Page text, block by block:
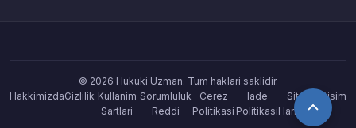
© 2026 Hukuki Uzman. Tum haklari saklidir.
HakkimizdaGizlilik Kullanim
Sartlari
Sorumluluk
Reddi
Cerez
Politikasi
Iade
Politikasi
Site
Haritasi
Iletisim